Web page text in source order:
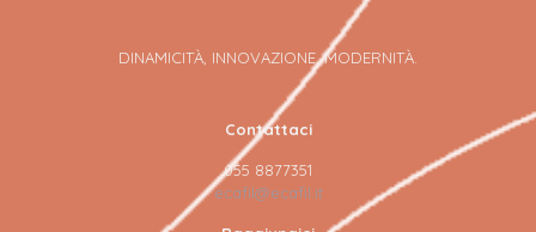
DINAMICITÀ, INNOVAZIONE, MODERNITÀ.
Contattaci
055 8877351
ecafil@ecafil.it